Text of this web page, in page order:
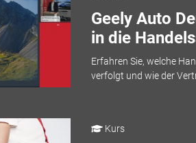
Geely Auto
in die
Erfahren Sie, welche
verfolgt und wie der
Kurs